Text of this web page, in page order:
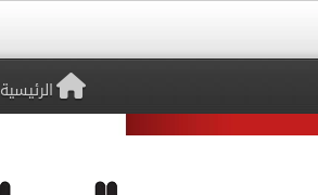
الرئيسية